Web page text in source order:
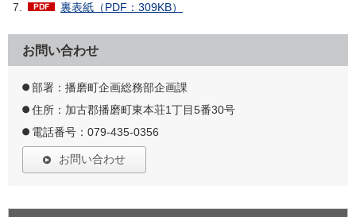
裏表紙（PDF：309KB）
お問い合わせ
部署：播磨町企画総務部企画課
住所：加古郡播磨町東本荘1丁目5番30号
電話番号：079-435-0356
お問い合わせ